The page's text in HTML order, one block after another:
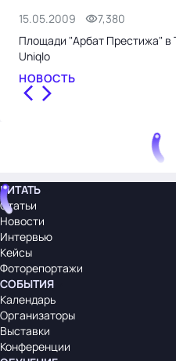
15.05.2009
7,380
Площади "Арбат Престижа" в
Uniqlo
НОВОСТЬ
ЧИТАТЬ
Статьи
Новости
Интервью
Кейсы
Фоторепортажи
СОБЫТИЯ
Календарь
Организаторы
Выставки
Конференции